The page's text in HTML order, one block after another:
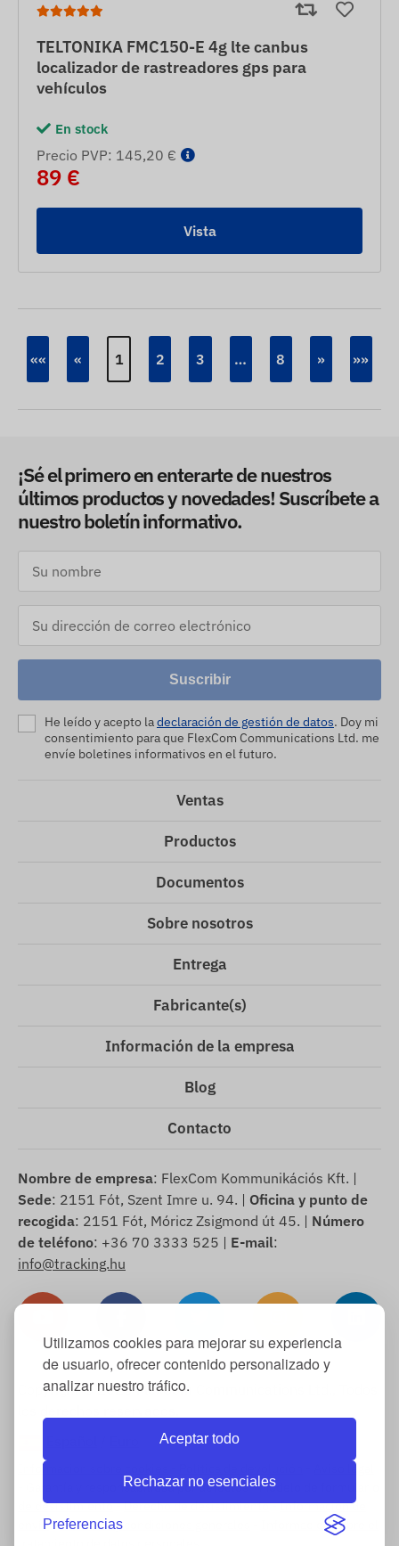
Utilizamos cookies para mejorar su experiencia
de usuario, ofrecer contenido personalizado y
analizar nuestro tráfico.
Aceptar todo
Rechazar no esenciales
Preferencias
TELTONIKA FMC150-E 4g lte canbus
localizador de rastreadores gps para
vehículos
En stock
Precio PVP: 145,20 €
89 €
Vista
«« « 1 2 3 … 8 » »»
¡Sé el primero en enterarte de nuestros
últimos productos y novedades! Suscríbete a
nuestro boletín informativo.
Suscribir
He leído y acepto ladeclaración de gestión de datos. Doy mi
consentimiento para que FlexCom Communications Ltd. me
envíe boletines informativos en el futuro.
Ventas
Productos
Documentos
Sobre nosotros
Entrega
Fabricante(s)
Información de la empresa
Blog
Contacto
Nombre de empresa: FlexCom Kommunikációs Kft. |
Sede: 2151 Fót, Szent Imre u. 94. | Oficina y punto de
recogida: 2151 Fót, Móricz Zsigmond út 45. | Número
de teléfono: +36 70 3333 525 | E-mail:
info@tracking.hu
Copyright © 2025 FlexCom Communications Ltd., Todos
Información sobre cookies
Aviso legal
Garantía y responsabilidad por defectos-Modelo de formulario
de desistimiento-Derecho de desistimiento-Información de
envío-Términos y condiciones generales
Información sobre el